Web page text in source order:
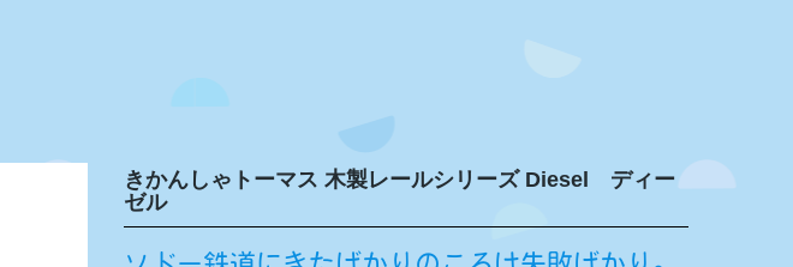
きかんしゃトーマス 木製レールシリーズ Diesel ディー
ゼル